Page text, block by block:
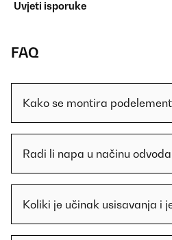
Uvjeti isporuke
FAQ
Kako se montira
Radi li napa u načinu
Koliki je učinak usisavanja i